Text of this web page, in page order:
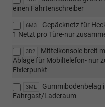
einen Fahrtenschreiber
6M3
Gepäcknetz für
1 Netzt pro Türe-nur
3D2
Mittelkonsole breit
Ablage für Mobiltelefon- nur
Fixierpunkt-
3ML
Gummibodenbelag
Fahrgast/Laderaum